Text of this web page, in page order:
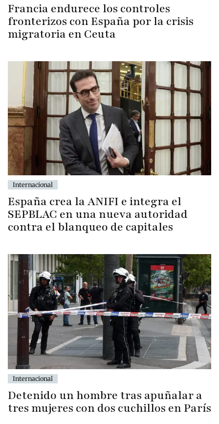
Francia endurece los controles
fronterizos con España por la crisis
migratoria en Ceuta
Internacional
España crea la ANIFI e integra el
SEPBLAC en una nueva autoridad
contra el blanqueo de capitales
Internacional
Detenido un hombre tras apuñalar a
tres mujeres con dos cuchillos en París